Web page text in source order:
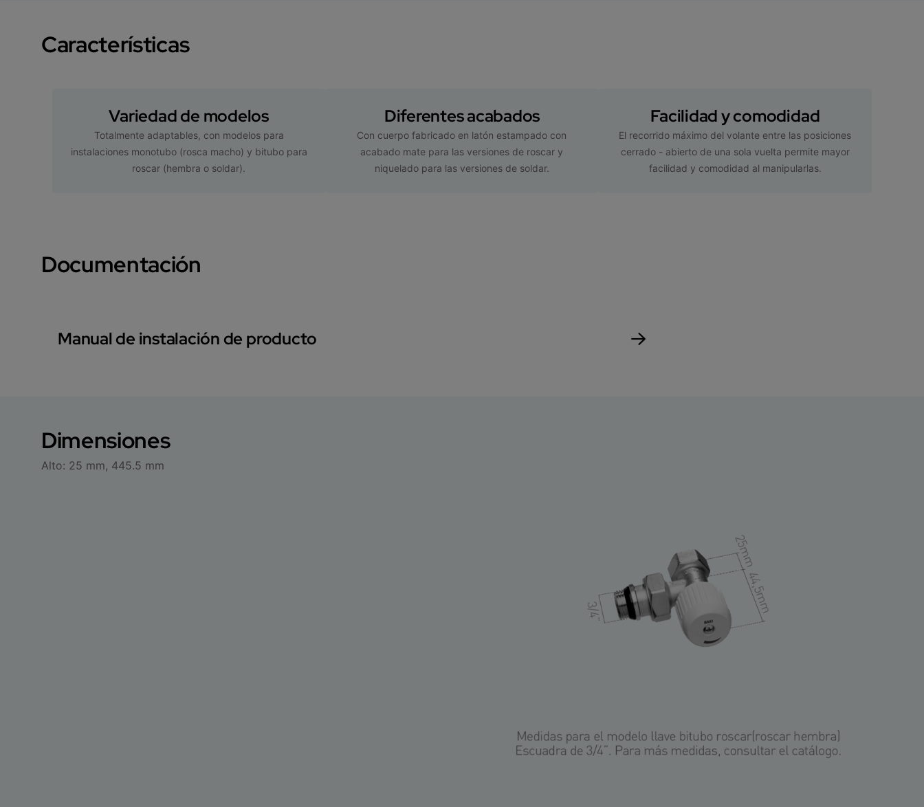
Características
Variedad de modelos
Totalmente adaptables, con modelos para
instalaciones monotubo (rosca macho) y bitubo para
roscar (hembra o soldar).
Diferentes acabados
Con cuerpo fabricado en latón estampado con
acabado mate para las versiones de roscar y
niquelado para las versiones de soldar.
Facilidad y comodidad
El recorrido máximo del volante entre las posiciones
cerrado - abierto de una sola vuelta permite mayor
facilidad y comodidad al manipularlas.
Documentación
Manual de instalación de producto
Dimensiones
Alto: 25 mm, 445.5 mm